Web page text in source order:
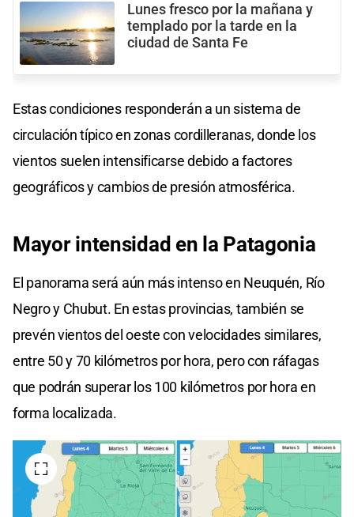
Lunes fresco por la mañana y
templado por la tarde en la
ciudad de Santa Fe
Estas condiciones responderán a un sistema de
circulación típico en zonas cordilleranas, donde los
vientos suelen intensificarse debido a factores
geográficos y cambios de presión atmosférica.
Mayor intensidad en la Patagonia
El panorama será aún más intenso en Neuquén, Río
Negro y Chubut. En estas provincias, también se
prevén vientos del oeste con velocidades similares,
entre 50 y 70 kilómetros por hora, pero con ráfagas
que podrán superar los 100 kilómetros por hora en
forma localizada.